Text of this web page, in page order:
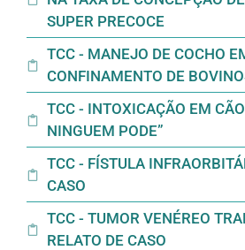
SUPER PRECOCE
TCC - MANEJO DE COCHO
CONFINAMENTO DE
TCC - INTOXICAÇÃO EM
NINGUEM PODE”
TCC - FÍSTULA
CASO
TCC - TUMOR VENÉREO
RELATO DE CASO